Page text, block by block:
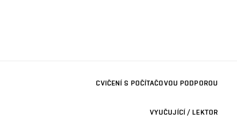
CVIČENÍ S POČÍTAČOVOU PODPOROU
VYUČUJÍCÍ / LEKTOR